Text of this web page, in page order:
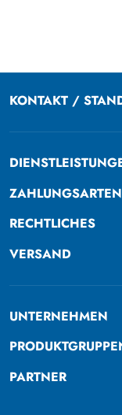
KONTAKT /
ZAHLUNGSARTEN
RECHTLICHES
VERSAND
UNTERNEHMEN
PARTNER